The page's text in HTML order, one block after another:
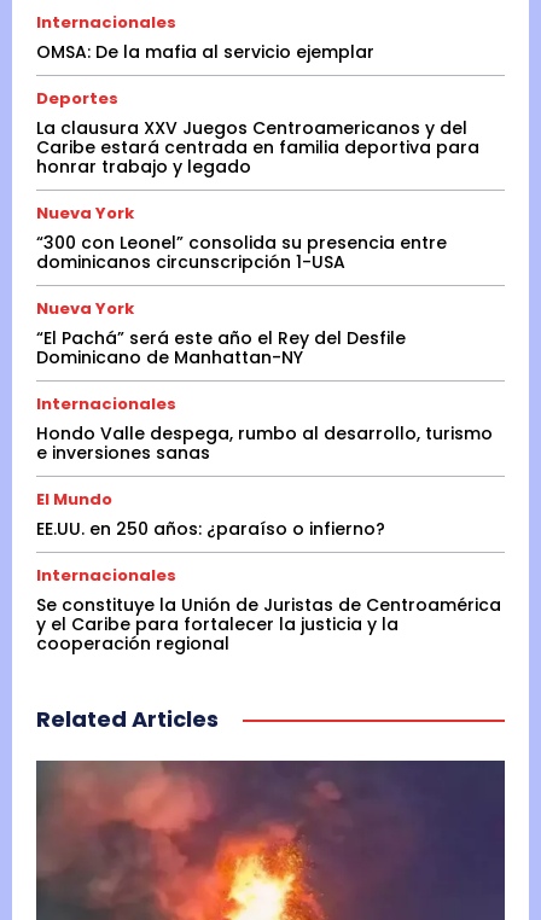
Internacionales
OMSA: De la mafia al servicio ejemplar
Deportes
La clausura XXV Juegos Centroamericanos y del
Caribe estará centrada en familia deportiva para
honrar trabajo y legado
Nueva York
“300 con Leonel” consolida su presencia entre
dominicanos circunscripción 1-USA
Nueva York
“El Pachá” será este año el Rey del Desfile
Dominicano de Manhattan-NY
Internacionales
Hondo Valle despega, rumbo al desarrollo, turismo
e inversiones sanas
El Mundo
EE.UU. en 250 años: ¿paraíso o infierno?
Internacionales
Se constituye la Unión de Juristas de Centroamérica
y el Caribe para fortalecer la justicia y la
cooperación regional
Related Articles